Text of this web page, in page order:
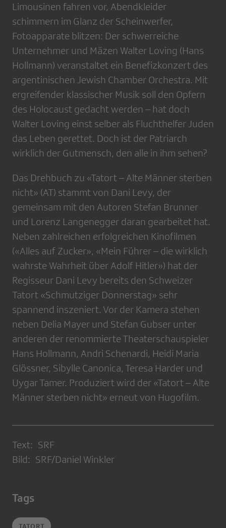
Limousinen fahren vor, Abendkleider
schimmern im Glanz der Scheinwerfer,
Fotoapparate blitzen: Der schwerreiche
Unternehmer und Mäzen Walter Loving (Hans
Hollmann) veranstaltet ein Benefizkonzert des
argentinischen Jewish Chamber Orchestra. Mit
ergreifender klassischer Musik soll den Opfern
des Holocaust gedacht werden – hat doch
Walter Loving einst selber als Fluchthelfer Juden
das Leben gerettet. Doch ist der Patriarch
wirklich der Gutmensch, den alle in ihm sehen?
Das Drehbuch zu «Tatort – Alte Männer sterben
nicht» (AT) stammt von Dani Levy, der
gemeinsam mit den Autoren Stefan Brunner
und Lorenz Langenegger daran gearbeitet hat.
Neben zahlreichen erfolgreichen Kinofilmen
(«Alles auf Zucker», «Mein Führer – die wirklich
wahrste Wahrheit über Adolf Hitler») hat der
Regisseur Dani Levy bereits den Schweizer
Tatort «Schmutziger Donnerstag» sehr
spannend inszeniert. Vor der Kamera stehen
neben Delia Mayer und Stefan Gubser unter
anderen der renommierte Theaterschauspieler
Hans Hollmann, Andri Schenardi, Heidi Maria
Glössner, Sibylle Canonica, Teresa Harder und
Uygar Tamer. Produziert wird der «Tatort – Alte
Männer sterben nicht» erneut von Hugofilm.
Text: SRF
Bild: SRF/Daniel Winkler
Tags
TATORT